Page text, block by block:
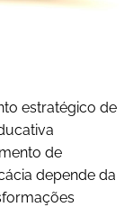
estratégico de
de
depende da